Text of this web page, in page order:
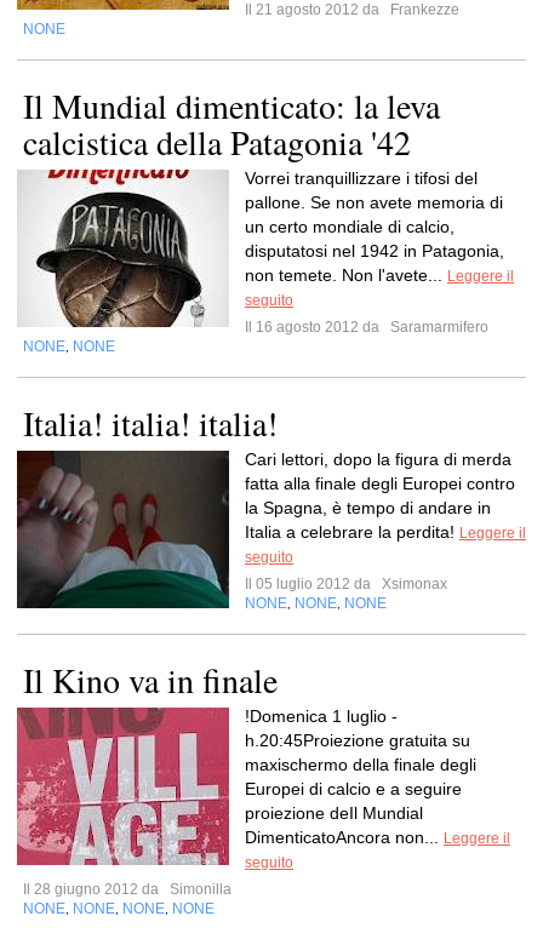
Il 21 agosto 2012 da
Frankezze
NONE
Il Mundial dimenticato: la leva
calcistica della Patagonia '42
Vorrei tranquillizzare i tifosi del
pallone. Se non avete memoria di
un certo mondiale di calcio,
disputatosi nel 1942 in Patagonia,
non temete. Non l'avete...
Leggere il
seguito
Il 16 agosto 2012 da
Saramarmifero
NONE NONE
Italia! italia! italia!
Cari lettori, dopo la figura di merda
fatta alla finale degli Europei contro
la Spagna, è tempo di andare in
Italia a celebrare la perdita! Leggere il
seguito
Il 05 luglio 2012 da
Xsimonax
NONE NONE NONE
Il Kino va in finale
!Domenica 1 luglio -
h.20:45Proiezione gratuita su
maxischermo della finale degli
Europei di calcio e a seguire
proiezione deIl Mundial
DimenticatoAncora non...
Leggere il
seguito
Il 28 giugno 2012 da
Simonilla
NONE NONE NONE NONE